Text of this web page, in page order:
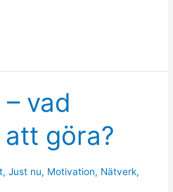
– vad
göra?
,Just nu, Motivation, Nätverk,